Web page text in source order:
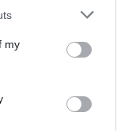
my
μολύβι φρυδιών
μία έχει